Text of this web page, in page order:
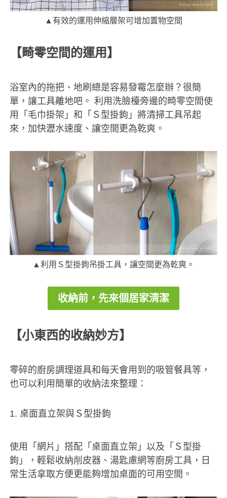
▲有效的運用伸縮層架可增加置物空間
【畸零空間的運用】
浴室內的拖把、地刷總是容易發霉怎麼辦？很簡
單，讓工具離地吧。 利用洗臉檯旁邊的畸零空間使
用「毛巾掛架」和「Ｓ型掛鉤」將清掃工具吊起
來，加快瀝水速度、讓空間更為乾爽。
▲利用Ｓ型掛鉤吊掛工具，讓空間更為乾爽。
收納前，先來個居家清潔
【小東西的收納妙方】
零碎的廚房調理道具和每天會用到的吸管餐具等，
也可以利用簡單的收納法來整理：
1. 桌面直立架與Ｓ型掛鉤
使用「網片」搭配「桌面直立架」以及「Ｓ型掛
鉤」，輕鬆收納削皮器、湯匙慮網等廚房工具，日
常生活拿取方便更能夠增加桌面的可用空間。